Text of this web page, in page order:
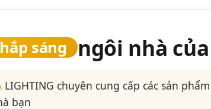
sáng ngôi nhà
LIGHTING chuyên cung cấp các sản
bạn